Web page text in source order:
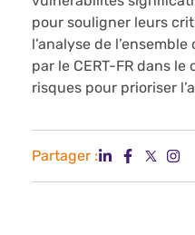
pour souligner leurs
l’analyse de
par le CERT-FR dans le
risques pour prioriser
Partager :